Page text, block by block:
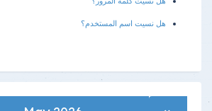
هل نسيت اسم المستخدم؟